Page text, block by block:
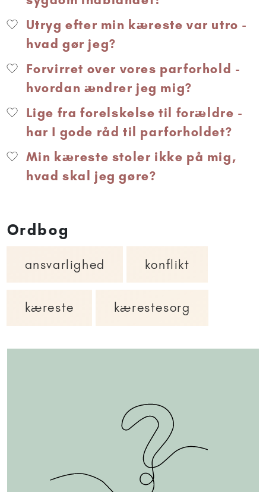
Utryg efter min kæreste var utro -
hvad gør jeg?
Forvirret over vores parforhold -
hvordan ændrer jeg mig?
Lige fra forelskelse til forældre -
har I gode råd til parforholdet?
Min kæreste stoler ikke på mig,
hvad skal jeg gøre?
Ordbog
ansvarlighed konflikt
kæreste kærestesorg